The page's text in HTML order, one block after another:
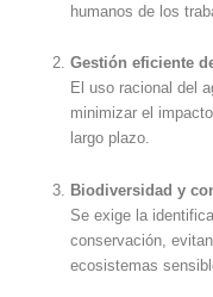
humanos de los
Gestión eficiente
El uso racional del
minimizar el
largo plazo.
Biodiversidad y
Se exige la
conservación,
ecosistemas